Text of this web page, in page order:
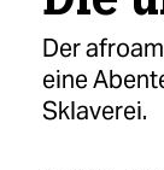
Der
eine
Sklaverei.